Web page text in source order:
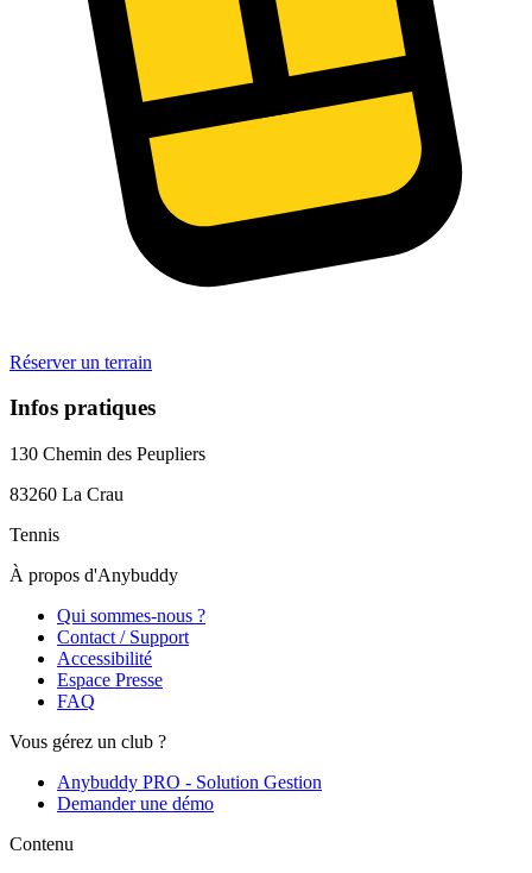
Réserver un terrain
Infos pratiques
130 Chemin des Peupliers
83260 La Crau
Tennis
À propos d'Anybuddy
Qui sommes-nous ?
Contact / Support
Accessibilité
Espace Presse
FAQ
Vous gérez un club ?
Anybuddy PRO - Solution Gestion
Demander une démo
Contenu